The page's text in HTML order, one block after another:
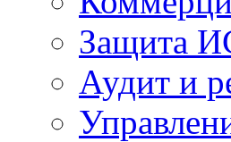
Защита
Аудит и